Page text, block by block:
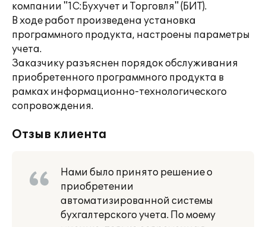
компании "1С:Бухучет и Торговля" (БИТ).
В ходе работ произведена установка
программного продукта, настроены параметры
учета.
Заказчику разъяснен порядок обслуживания
приобретенного программного продукта в
рамках информационно-технологического
сопровождения.
Отзыв клиента
Нами было принято решение о
приобретении
автоматизированной системы
бухгалтерского учета. По моему